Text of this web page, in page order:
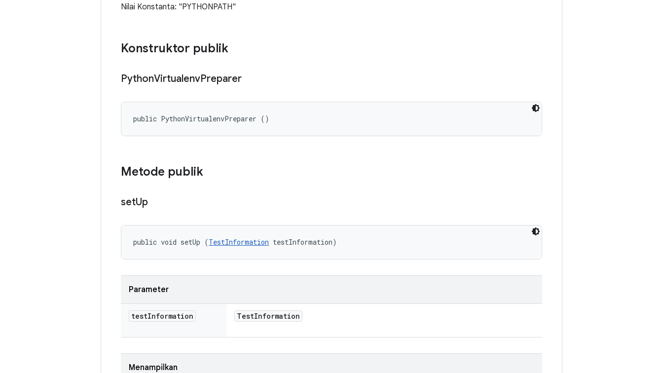
Nilai Konstanta: "PYTHONPATH"
Konstruktor publik
PythonVirtualenvPreparer
public PythonVirtualenvPreparer ()
Metode publik
setUp
public void setUp (TestInformation testInformation)
Parameter
testInformation TestInformation
Menampilkan